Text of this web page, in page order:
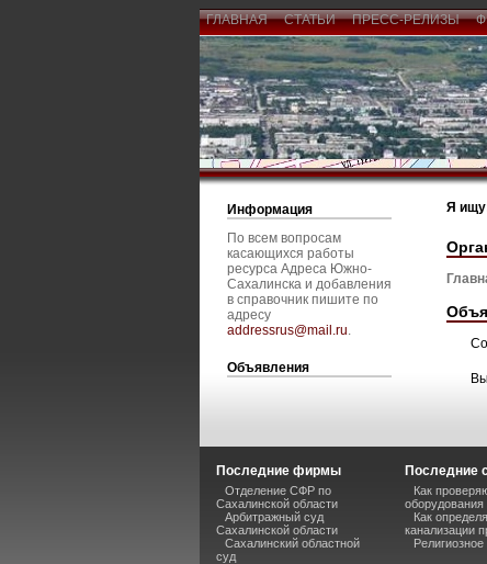
ГЛАВНАЯ СТАТЬИ ПРЕСС-РЕЛИЗЫ
Информация
По всем вопросам
касающихся работы
ресурса Адреса Южно-
Сахалинска и добавления
в справочник пишите по
адресу
addressrus@mail.ru.
Объявления
Я
Последние фирмы
Отделение СФР по
Сахалинской области
Арбитражный суд
Сахалинской области
Сахалинский областной
суд
Последние
Как
оборудования
Как
канализации